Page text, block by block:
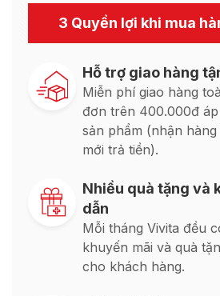
3 Quyền lợi khi mua
Hỗ trợ giao hàng
Miễn phí giao hàng
đơn trên 400.000đ
sản phẩm (nhận
mới trả tiền).
Nhiều quà tặng và
dẫn
Mỗi tháng Vivita đều
khuyến mãi và quà
cho khách hàng.